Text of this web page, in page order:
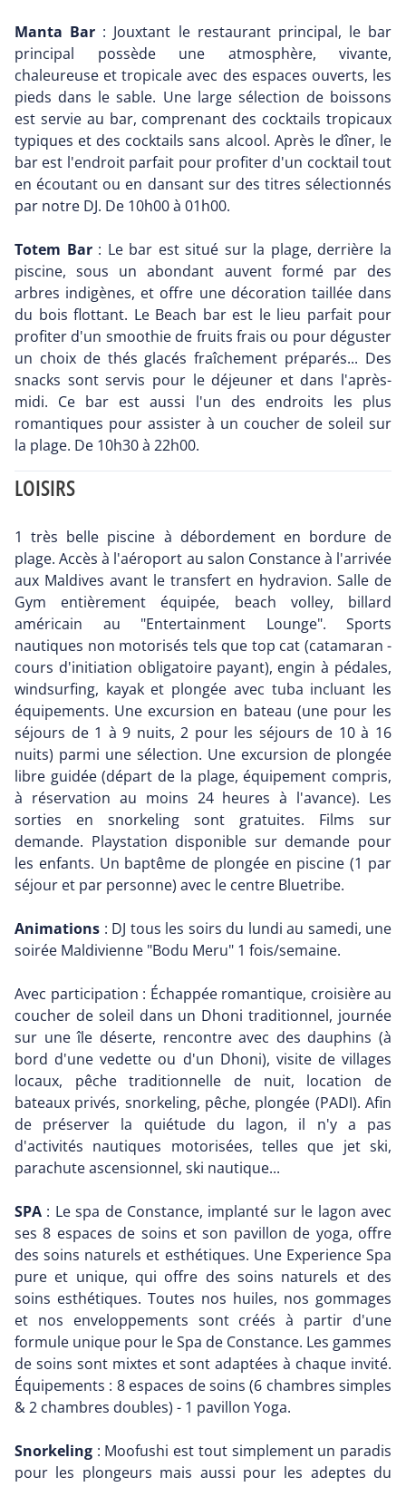
Manta Bar : Jouxtant le restaurant principal, le bar
principal possède une atmosphère, vivante,
chaleureuse et tropicale avec des espaces ouverts, les
pieds dans le sable. Une large sélection de boissons
est servie au bar, comprenant des cocktails tropicaux
typiques et des cocktails sans alcool. Après le dîner, le
bar est l'endroit parfait pour profiter d'un cocktail tout
en écoutant ou en dansant sur des titres sélectionnés
par notre DJ. De 10h00 à 01h00.
Totem Bar: Le bar est situé sur la plage, derrière la
piscine, sous un abondant auvent formé par des
arbres indigènes, et offre une décoration taillée dans
du bois flottant. Le Beach bar est le lieu parfait pour
profiter d'un smoothie de fruits frais ou pour déguster
un choix de thés glacés fraîchement préparés... Des
snacks sont servis pour le déjeuner et dans l'après-
midi. Ce bar est aussi l'un des endroits les plus
romantiques pour assister à un coucher de soleil sur
la plage. De 10h30 à 22h00.
LOISIRS
1 très belle piscine à débordement en bordure de
plage. Accès à l'aéroport au salon Constance à l'arrivée
aux Maldives avant le transfert en hydravion. Salle de
Gym entièrement équipée, beach volley, billard
américain au "Entertainment Lounge". Sports
nautiques non motorisés tels que top cat (catamaran -
cours d'initiation obligatoire payant), engin à pédales,
windsurfing, kayak et plongée avec tuba incluant les
équipements. Une excursion en bateau (une pour les
séjours de 1 à 9 nuits, 2 pour les séjours de 10 à 16
nuits) parmi une sélection. Une excursion de plongée
libre guidée (départ de la plage, équipement compris,
à réservation au moins 24 heures à l'avance). Les
sorties en snorkeling sont gratuites. Films sur
demande. Playstation disponible sur demande pour
les enfants. Un baptême de plongée en piscine (1 par
séjour et par personne) avec le centre Bluetribe.
Animations : DJ tous les soirs du lundi au samedi, une
soirée Maldivienne "Bodu Meru" 1 fois/semaine.
Avec participation : Échappée romantique, croisière au
coucher de soleil dans un Dhoni traditionnel, journée
sur une île déserte, rencontre avec des dauphins (à
bord d'une vedette ou d'un Dhoni), visite de villages
locaux, pêche traditionnelle de nuit, location de
bateaux privés, snorkeling, pêche, plongée (PADI). Afin
de préserver la quiétude du lagon, il n'y a pas
d'activités nautiques motorisées, telles que jet ski,
parachute ascensionnel, ski nautique...
SPA : Le spa de Constance, implanté sur le lagon avec
ses 8 espaces de soins et son pavillon de yoga, offre
des soins naturels et esthétiques. Une Experience Spa
pure et unique, qui offre des soins naturels et des
soins esthétiques. Toutes nos huiles, nos gommages
et nos enveloppements sont créés à partir d'une
formule unique pour le Spa de Constance. Les gammes
de soins sont mixtes et sont adaptées à chaque invité.
Équipements : 8 espaces de soins (6 chambres simples
& 2 chambres doubles) - 1 pavillon Yoga.
Snorkeling : Moofushi est tout simplement un paradis
pour les plongeurs mais aussi pour les adeptes du